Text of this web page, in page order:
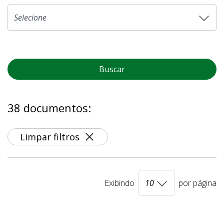
Buscar
38 documentos:
Limpar filtros
Exibindo por página